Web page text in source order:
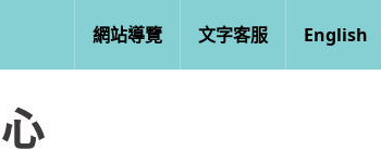
網站導覽 文字客服 English